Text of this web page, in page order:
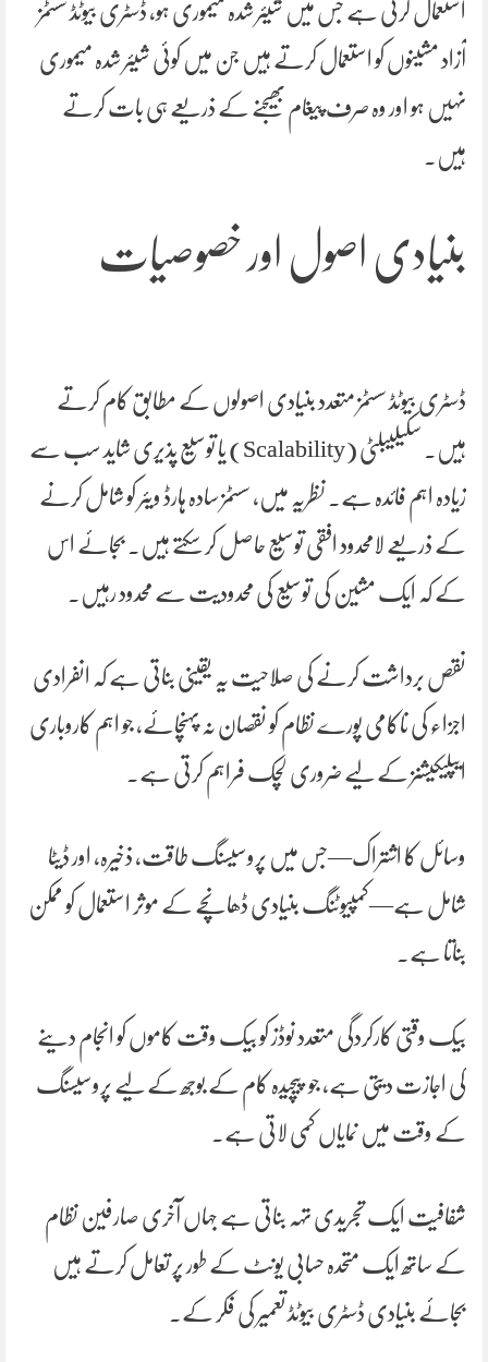
استعمال کرتی ہے جس میں شیئر شدہ میموری ہو، ڈسٹری بیوٹڈ سسٹمز
آزاد مشینوں کو استعمال کرتے ہیں جن میں کوئی شیئر شدہ میموری
نہیں ہو اور وہ صرف پیغام بھیجنے کے ذریعے ہی بات کرتے
ہیں۔
بنیادی اصول اور خصوصیات
ڈسٹری بیوٹڈ سسٹمز متعدد بنیادی اصولوں کے مطابق کام کرتے
ہیں۔ سکیلیبلٹی (Scalability) یا توسیع پذیری شاید سب سے
زیادہ اہم فائدہ ہے۔ نظریہ میں، سسٹمز سادہ ہارڈ ویئر کو شامل کرنے
کے ذریعے لامحدود افقی توسیع حاصل کر سکتے ہیں۔ بجائے اس
کے کہ ایک مشین کی توسیع کی محدودیت سے محدود رہیں۔
نقص برداشت کرنے کی صلاحیت یہ یقینی بناتی ہے کہ انفرادی
اجزاء کی ناکامی پورے نظام کو نقصان نہ پہنچائے، جو اہم کاروباری
ایپلیکیشنز کے لیے ضروری لچک فراہم کرتی ہے۔
وسائل کا اشتراک—جس میں پروسیسنگ طاقت، ذخیرہ، اور ڈیٹا
شامل ہے—کمپیوٹنگ بنیادی ڈھانچے کے موثر استعمال کو ممکن
بناتا ہے۔
بیک وقتی کارکردگی متعدد نوڈز کو بیک وقت کاموں کو انجام دینے
کی اجازت دیتی ہے، جو پیچیدہ کام کے بوجھ کے لیے پروسیسنگ
کے وقت میں نمایاں کمی لاتی ہے۔
شفافیت ایک تجریدی تہہ بناتی ہے جہاں آخری صارفین نظام
کے ساتھ ایک متحدہ حسابی یونٹ کے طور پر تعامل کرتے ہیں
بجائے بنیادی ڈسٹری بیوٹڈ تعمیر کی فکر کے۔